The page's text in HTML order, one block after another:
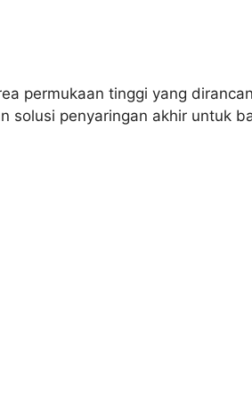
permukaan tinggi yang
solusi penyaringan akhir untuk